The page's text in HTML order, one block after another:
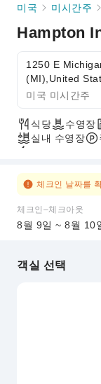
미국 미시간주
Hampton
1250 E
(MI),United
미국 미시간주
식당 수영장
실내 수영장
체크인 날짜를
체크인–체크아웃
8월 9일 ~ 8월 10
객실 선택